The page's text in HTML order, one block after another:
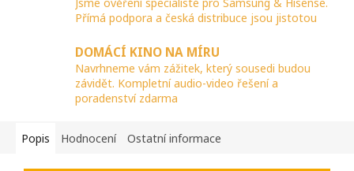
Přímá podpora a česká distribuce jsou jistotou
DOMÁCÍ KINO NA MÍRU
Navrhneme vám zážitek, který sousedi budou
závidět. Kompletní audio-video řešení a
poradenství zdarma
Popis Hodnocení Ostatní informace